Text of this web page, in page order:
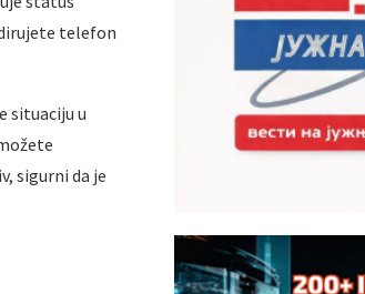
telefon
situaciju u
sigurni da je